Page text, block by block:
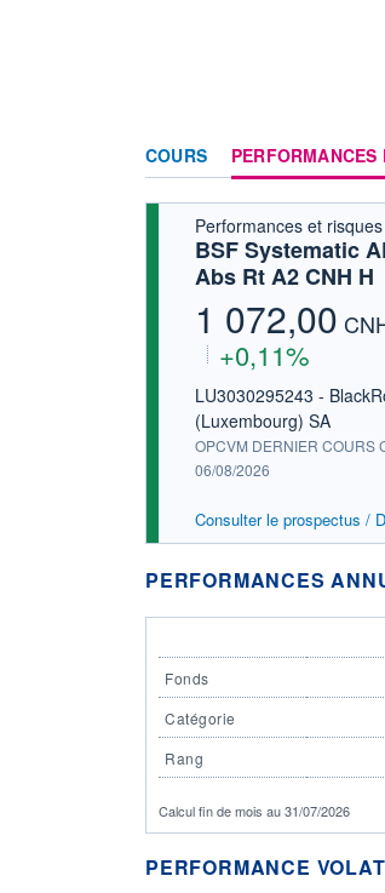
COURS PERFORMANCES
Performances et risques
BSF Systematic
Abs Rt A2 CNH H
1 072,00
+0,11%
LU3030295243 -
(Luxembourg) SA
OPCVM DERNIER COURS
06/08/2026
Consulter le prospectus /
PERFORMANCES
Fonds
Catégorie
Rang
Calcul fin de mois au 31/07/2026
PERFORMANCE